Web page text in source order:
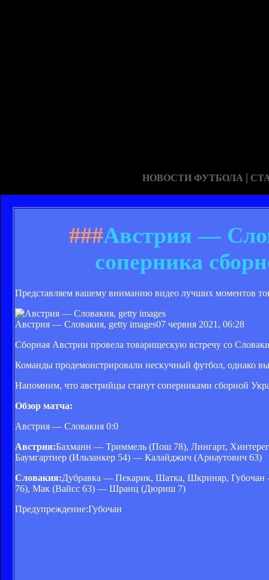
НОВОСТИ ФУТБОЛА |
###Австрия —
соперника
Представляем вашему вниманию видео лучших моментов
Австрия — Словакия, getty images07 червня 2021, 06:28
Сборная Австрии провела товарищескую встречу со
Команды продемонстрировали нескучный футбол, однако
Напомним, что австрийцы станут соперниками сборной
Обзор матча:
Австрия — Словакия 0:0
Австрия:Бахманн — Триммель (Пош 78), Лингарт,
Баумгартнер (Ильзанкер 54) — Калайджич (Арнаутович 63)
Словакия:Дубравка — Пекарик, Шатка, Шкриняр, Губочан
76), Мак (Вайсс 63) — Шранц (Дюриш 7)
Предупреждение:Губочан